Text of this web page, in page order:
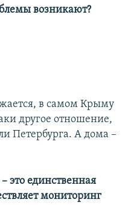
возникают?
в самом Крыму
другое отношение,
Петербурга. А дома –
это единственная
мониторинг